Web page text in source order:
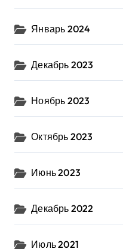
Январь 2024
Декабрь 2023
Ноябрь 2023
Октябрь 2023
Июнь 2023
Декабрь 2022
Июль 2021